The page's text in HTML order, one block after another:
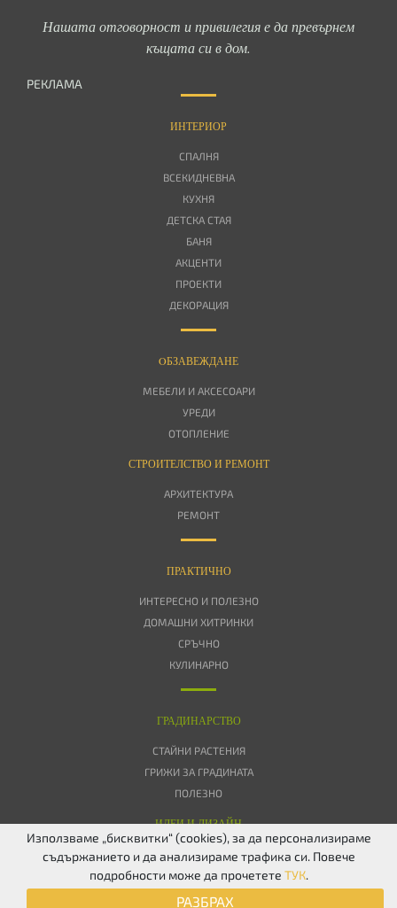
Нашата отговорност и привилегия е да превърнем
къщата си в дом.
РЕКЛАМА
ИНТЕРИОР
СПАЛНЯ
ВСЕКИДНЕВНА
КУХНЯ
ДЕТСКА СТАЯ
БАНЯ
АКЦЕНТИ
ПРОЕКТИ
ДЕКОРАЦИЯ
OБЗАВЕЖДАНЕ
МЕБЕЛИ И АКСЕСОАРИ
УРЕДИ
ОТОПЛЕНИЕ
СТРОИТЕЛСТВО И РЕМОНТ
АРХИТЕКТУРА
РЕМОНТ
ПРАКТИЧНО
ИНТЕРЕСНО И ПОЛЕЗНО
ДОМАШНИ ХИТРИНКИ
СРЪЧНО
КУЛИНАРНО
ГРАДИНАРСТВО
СТАЙНИ РАСТЕНИЯ
ГРИЖИ ЗА ГРАДИНАТА
ПОЛЕЗНО
ИДЕИ И ДИЗАЙН
ПОВЕРИТЕЛНОСТ БИСКВИТКИ КОНТАКТИ
TWITTER
Използваме „бисквитки“ (cookies), за да персонализираме
съдържанието и да анализираме трафика си. Повече
подробности може да прочетете ТУК.
РАЗБРАХ